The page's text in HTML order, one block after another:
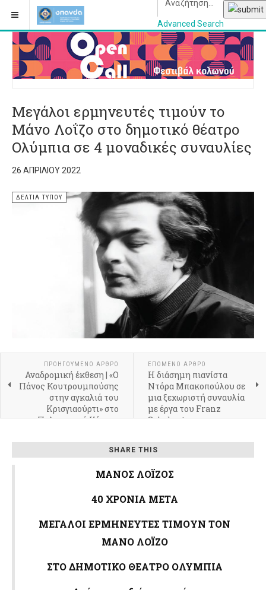
Advanced Search
Μεγάλοι ερμηνευτές τιμούν το
Μάνο Λοΐζο στο δημοτικό θέατρο
Ολύμπια σε 4 μοναδικές συναυλίες
26 ΑΠΡΙΛΊΟΥ 2022
ΔΕΛΤΊΑ ΤΎΠΟΥ
ΠΡΟΗΓΟΎΜΕΝΟ ΆΡΘΡΟ
Αναδρομική έκθεση | «Ο
Πάνος Κουτρουμπούσης
στην αγκαλιά του
Κρισγιαούρτι» στο
Πολιτιστικό Κέντρο
Αθηναίων
ΕΠΌΜΕΝΟ ΆΡΘΡΟ
Η διάσημη πιανίστα
Ντόρα Μπακοπούλου σε
μια ξεχωριστή συναυλία
με έργα του Franz
Schubert
SHARE THIS
ΜΑΝΟΣ ΛΟΪΖΟΣ
40 ΧΡΟΝΙΑ ΜΕΤΑ
ΜΕΓΑΛΟΙ ΕΡΜΗΝΕΥΤΕΣ ΤΙΜΟΥΝ ΤΟΝ
ΜΑΝΟ ΛΟΪΖΟ
ΣΤΟ ΔΗΜΟΤΙΚΟ ΘΕΑΤΡΟ ΟΛΥΜΠΙΑ